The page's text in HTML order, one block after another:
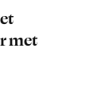
met